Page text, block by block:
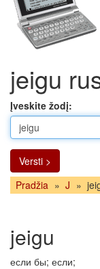
jeigu
Įveskite žodį:
Versti >
Pradžia » J »
jeigu
если бы; если;